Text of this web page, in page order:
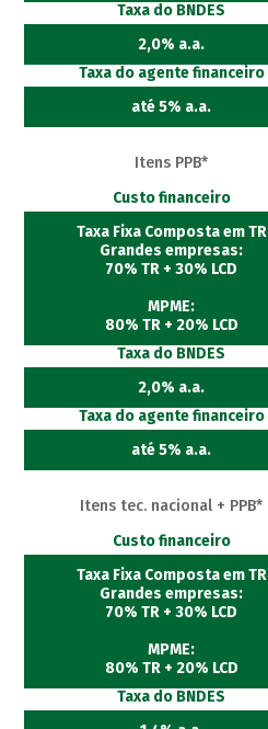
Taxa do BNDES
2,0% a.a.
Taxa do agente financeiro
até 5% a.a.
Itens PPB*
Custo financeiro
Taxa Fixa Composta em TR
Grandes empresas:
70% TR + 30% LCD
MPME:
80% TR + 20% LCD
Taxa do BNDES
2,0% a.a.
Taxa do agente financeiro
até 5% a.a.
Itens tec. nacional + PPB*
Custo financeiro
Taxa Fixa Composta em TR
Grandes empresas:
70% TR + 30% LCD
MPME:
80% TR + 20% LCD
Taxa do BNDES